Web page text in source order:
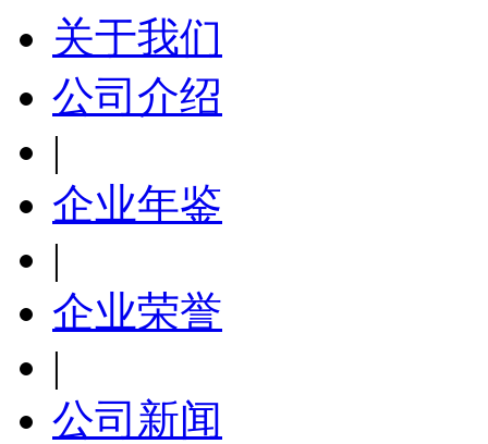
关于我们
公司介绍
|
企业年鉴
|
企业荣誉
|
公司新闻